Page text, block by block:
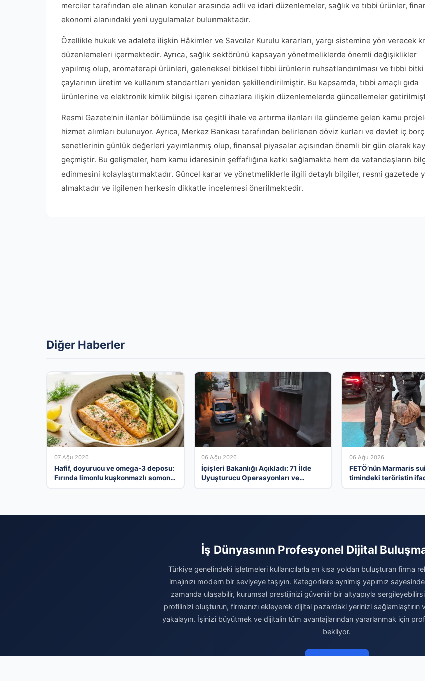
merciler tarafından ele alınan konular arasında adli ve idari düzenlemeler, sağlık ve tıbbi ürünler,
ekonomi alanındaki yeni uygulamalar bulunmaktadır.
Özellikle hukuk ve adalete ilişkin Hâkimler ve Savcılar Kurulu kararları, yargı sistemine yön verecek
düzenlemeleri içermektedir. Ayrıca, sağlık sektörünü kapsayan yönetmeliklerde önemli değişiklikler
yapılmış olup, aromaterapi ürünleri, geleneksel bitkisel tıbbi ürünlerin ruhsatlandırılması ve tıbbi bitki
çaylarının üretim ve kullanım standartları yeniden şekillendirilmiştir. Bu kapsamda, tıbbi amaçlı gıda
ürünlerine ve elektronik kimlik bilgisi içeren cihazlara ilişkin düzenlemelerde güncellemeler
Resmi Gazete’nin ilanlar bölümünde ise çeşitli ihale ve artırma ilanları ile gündeme gelen kamu
hizmet alımları bulunuyor. Ayrıca, Merkez Bankası tarafından belirlenen döviz kurları ve devlet iç
senetlerinin günlük değerleri yayımlanmış olup, finansal piyasalar açısından önemli bir gün olarak
geçmiştir. Bu gelişmeler, hem kamu idaresinin şeffaflığına katkı sağlamakta hem de vatandaşların
edinmesini kolaylaştırmaktadır. Güncel karar ve yönetmeliklerle ilgili detaylı bilgiler, resmi gazetede
almaktadır ve ilgilenen herkesin dikkatle incelemesi önerilmektedir.
Diğer Haberler
07 Ağu 2026
Hafif, doyurucu ve omega-3 deposu:
Fırında limonlu kuşkonmazlı somon
06 Ağu 2026
İçişleri Bakanlığı Açıkladı: 71 İlde
Uyuşturucu Operasyonları ve
06 Ağu 2026
FETÖ’nün Marmaris
timindeki teröristin
İş Dünyasının Profesyonel Dijital
Türkiye genelindeki işletmeleri kullanıcılarla en kısa yoldan buluşturan firma
imajınızı modern bir seviyeye taşıyın. Kategorilere ayrılmış yapımız
zamanda ulaşabilir, kurumsal prestijinizi güvenilir bir altyapıyla
profilinizi oluşturun, firmanızı ekleyerek dijital pazardaki yerinizi sağlamlaştırın
yakalayın. İşinizi büyütmek ve dijitalin tüm avantajlarından yararlanmak için
bekliyor.